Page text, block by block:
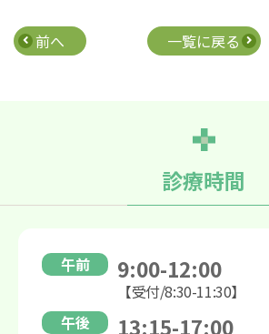
診療時間
午前 9:00-12:00
【受付/8:30-11:30】
午後
13:15-17:00
前へ 一覧に戻る